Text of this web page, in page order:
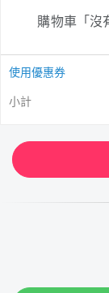
購物車「沒
使用優惠券
小計